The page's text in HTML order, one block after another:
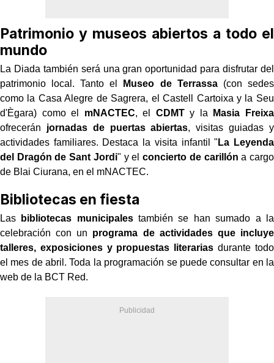
Patrimonio y museos abiertos a todo el
mundo
La Diada también será una gran oportunidad para disfrutar del
patrimonio local. Tanto el
Museo de Terrassa(con sedes
como la Casa Alegre de Sagrera, el Castell Cartoixa y la Seu
d'Ègara) como el mNACTEC, el CDMTy la
Masia Freixa
ofrecerán jornadas de puertas abiertas, visitas guiadas y
actividades familiares. Destaca la visita infantil " La Leyenda
del Dragón de Sant Jordi" y elconcierto de carillón a cargo
de Blai Ciurana, en el mNACTEC.
Bibliotecas en fiesta
Las bibliotecas municipalestambién se han sumado a la
celebración con un programa de actividades que incluye
talleres, exposiciones y propuestas literarias durante todo
el mes de abril. Toda la programación se puede consultar en la
web de la BCT Red.